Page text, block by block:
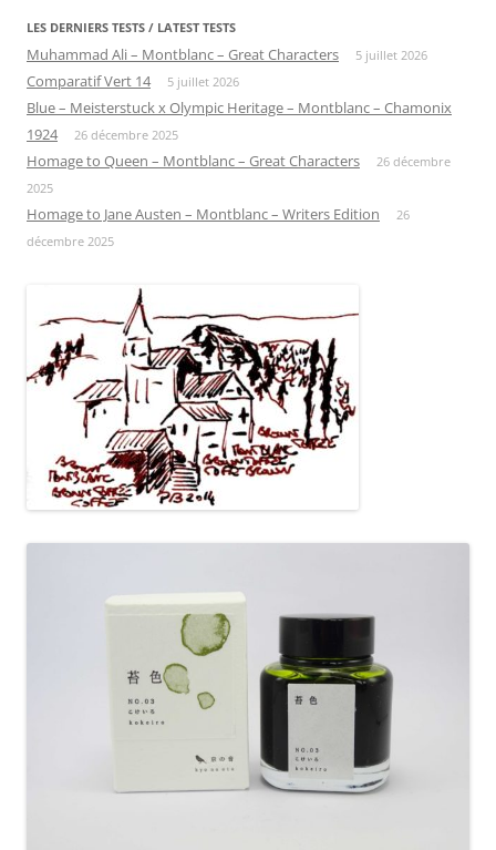
LES DERNIERS TESTS / LATEST TESTS
Muhammad Ali – Montblanc – Great Characters 5 juillet 2026
Comparatif Vert 14 5 juillet 2026
Blue – Meisterstuck x Olympic Heritage – Montblanc – Chamonix
1924
26 décembre 2025
Homage to Queen – Montblanc – Great Characters
26 décembre
2025
Homage to Jane Austen – Montblanc – Writers Edition
26
décembre 2025